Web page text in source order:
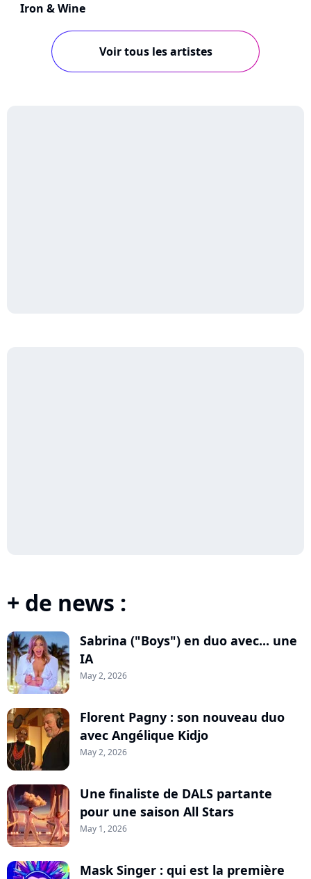
Iron & Wine
Voir tous les artistes
+ de news :
Sabrina ("Boys") en duo avec... une
IA
May 2, 2026
Florent Pagny : son nouveau duo
avec Angélique Kidjo
May 2, 2026
Une finaliste de DALS partante
pour une saison All Stars
May 1, 2026
Mask Singer : qui est la première